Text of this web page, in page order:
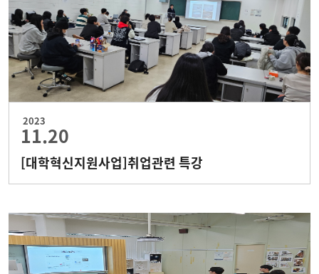
2023
11.20
[대학혁신지원사업]취업관련 특강